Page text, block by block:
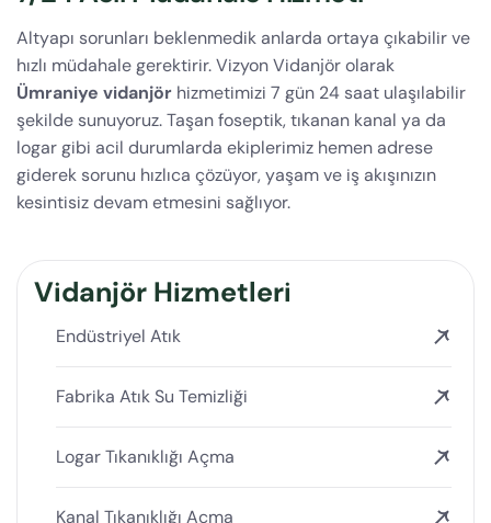
Altyapı sorunları beklenmedik anlarda ortaya çıkabilir ve
hızlı müdahale gerektirir. Vizyon Vidanjör olarak
Ümraniye vidanjör hizmetimizi 7 gün 24 saat ulaşılabilir
şekilde sunuyoruz. Taşan foseptik, tıkanan kanal ya da
logar gibi acil durumlarda ekiplerimiz hemen adrese
giderek sorunu hızlıca çözüyor, yaşam ve iş akışınızın
kesintisiz devam etmesini sağlıyor.
Vidanjör Hizmetleri
Endüstriyel Atık
Fabrika Atık Su Temizliği
Logar Tıkanıklığı Açma
Kanal Tıkanıklığı Açma